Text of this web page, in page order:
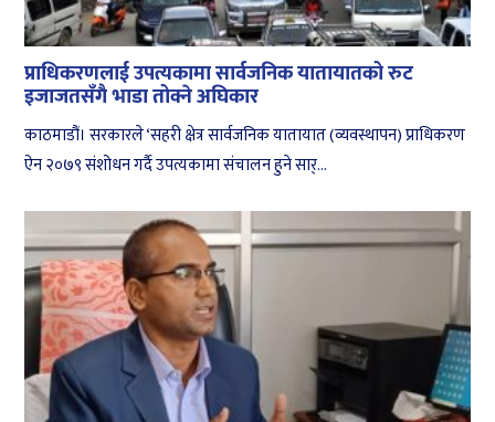
प्राधिकरणलाई उपत्यकामा सार्वजनिक यातायातको रुट
इजाजतसँगै भाडा तोक्ने अघिकार
काठमाडौं। सरकारले ‘सहरी क्षेत्र सार्वजनिक यातायात (व्यवस्थापन) प्राधिकरण
ऐन २०७९ संशोधन गर्दै उपत्यकामा संचालन हुने सार्...